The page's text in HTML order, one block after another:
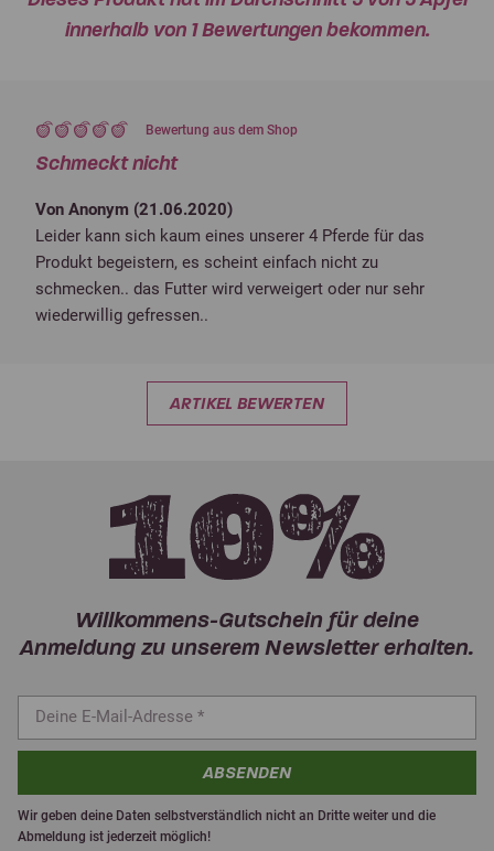
innerhalb von 1 Bewertungen bekommen.
Bewertung aus dem Shop
Schmeckt nicht
Von Anonym (21.06.2020)
Leider kann sich kaum eines unserer 4 Pferde für das
Produkt begeistern, es scheint einfach nicht zu
schmecken.. das Futter wird verweigert oder nur sehr
wiederwillig gefressen..
ARTIKEL BEWERTEN
Willkommens-Gutschein für deine
Anmeldung zu unserem Newsletter erhalten.
ABSENDEN
Wir geben deine Daten selbstverständlich nicht an Dritte weiter und die
Abmeldung ist jederzeit möglich!